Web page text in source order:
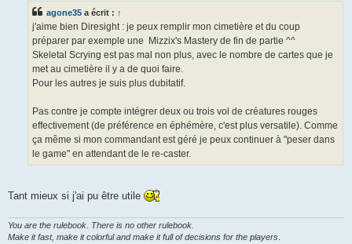
agone35 a écrit : ↑
j'aime bien Diresight : je peux remplir mon cimetière et du coup
préparer par exemple une Mizzix's Mastery de fin de partie ^^
Skeletal Scrying est pas mal non plus, avec le nombre de cartes que je
met au cimetière il y a de quoi faire.
Pour les autres je suis plus dubitatif.
Pas contre je compte intégrer deux ou trois vol de créatures rouges
effectivement (de préférence en éphémère, c'est plus versatile). Comme
ça même si mon commandant est géré je peux continuer à "peser dans
le game" en attendant de le re-caster.
Tant mieux si j'ai pu être utile
You are the rulebook. There is no other rulebook.
Make it fast, make it colorful and make it full of decisions for the players